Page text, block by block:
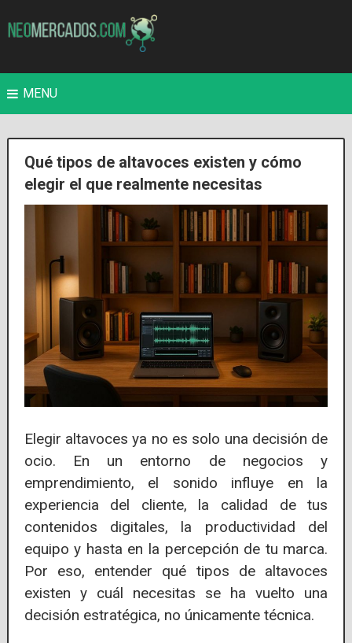
MENU
Qué tipos de altavoces existen y cómo
elegir el que realmente necesitas
Elegir altavoces ya no es solo una decisión de
ocio. En un entorno de negocios y
emprendimiento, el sonido influye en la
experiencia del cliente, la calidad de tus
contenidos digitales, la productividad del
equipo y hasta en la percepción de tu marca.
Por eso, entender qué tipos de altavoces
existen y cuál necesitas se ha vuelto una
decisión estratégica, no únicamente técnica.